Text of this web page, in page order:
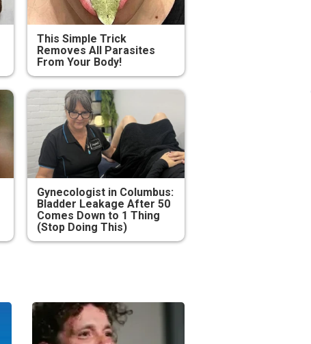
This Simple Trick
Removes All Parasites
From Your Body!
Gynecologist in Columbus:
Bladder Leakage After 50
Comes Down to 1 Thing
(Stop Doing This)